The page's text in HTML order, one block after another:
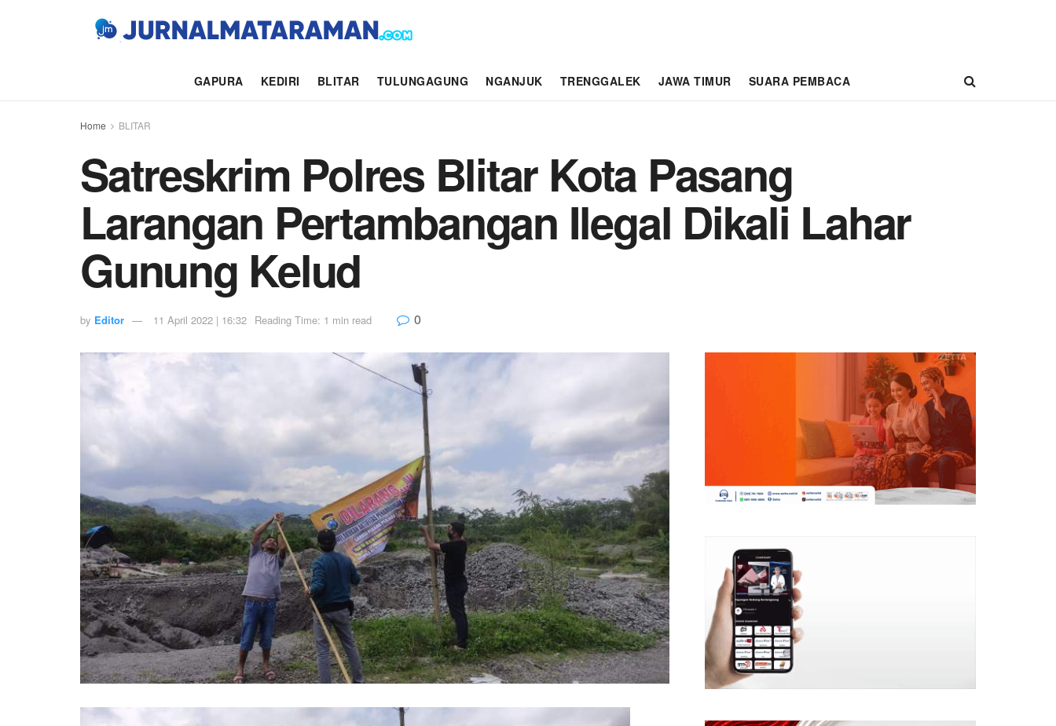
GAPURA KEDIRI BLITAR TULUNGAGUNG NGANJUK TRENGGALEK JAWA TIMUR SUARA PEMBACA
Home BLITAR
Satreskrim Polres Blitar Kota Pasang
Larangan Pertambangan Ilegal Dikali Lahar
Gunung Kelud
by Editor 11 April 2022 | 16:32 Reading Time: 1 min read 0